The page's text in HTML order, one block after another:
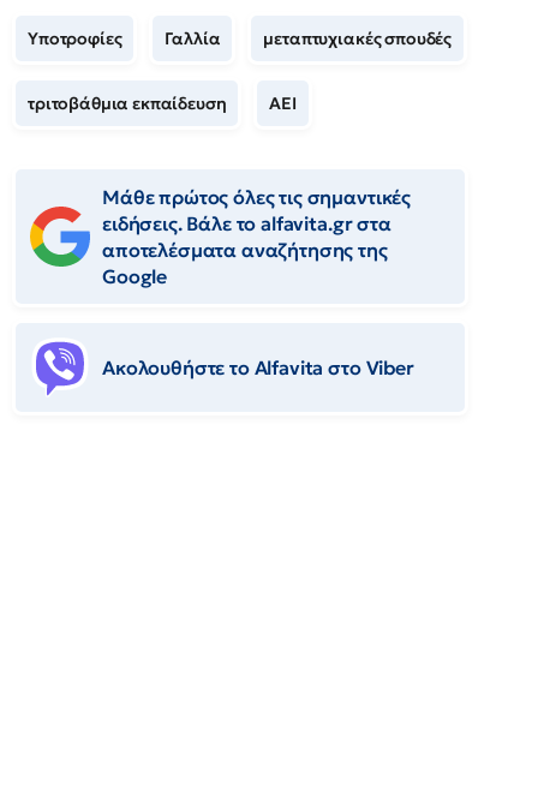
Υποτροφίες Γαλλία μεταπτυχιακές σπουδές
τριτοβάθμια εκπαίδευση ΑΕΙ
Μάθε πρώτος όλες τις σημαντικές
ειδήσεις. Βάλε το alfavita.gr στα
αποτελέσματα αναζήτησης της
Google
Ακολουθήστε το Αlfavita στο Viber